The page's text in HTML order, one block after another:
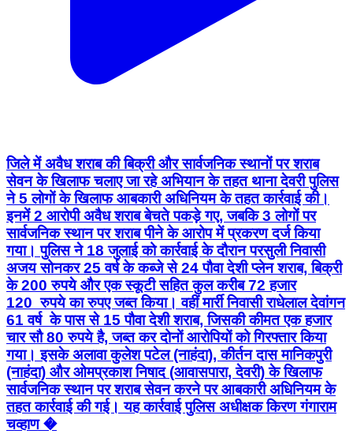
जिले में अवैध शराब की बिक्री और सार्वजनिक स्थानों पर शराब
सेवन के खिलाफ चलाए जा रहे अभियान के तहत थाना देवरी पुलिस
ने 5 लोगों के खिलाफ आबकारी अधिनियम के तहत कार्रवाई की।
इनमें 2 आरोपी अवैध शराब बेचते पकड़े गए, जबकि 3 लोगों पर
सार्वजनिक स्थान पर शराब पीने के आरोप में प्रकरण दर्ज किया
गया। पुलिस ने 18 जुलाई को कार्रवाई के दौरान परसुली निवासी
अजय सोनकर 25 वर्ष के कब्जे से 24 पौवा देशी प्लेन शराब, बिक्री
के 200 रुपये और एक स्कूटी सहित कुल करीब 72 हजार
120 रुपये का रुपए जब्त किया। वहीं मार्री निवासी राधेलाल देवांगन
61 वर्ष के पास से 15 पौवा देशी शराब, जिसकी कीमत एक हजार
चार सौ 80 रुपये है, जब्त कर दोनों आरोपियों को गिरफ्तार किया
गया। इसके अलावा कुलेश पटेल (नाहंदा), कीर्तन दास मानिकपुरी
(नाहंदा) और ओमप्रकाश निषाद (आवासपारा, देवरी) के खिलाफ
सार्वजनिक स्थान पर शराब सेवन करने पर आबकारी अधिनियम के
तहत कार्रवाई की गई। यह कार्रवाई पुलिस अधीक्षक किरण गंगाराम
चव्हाण �